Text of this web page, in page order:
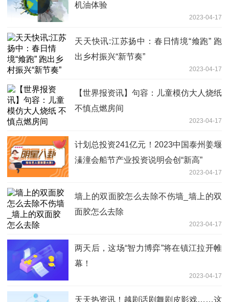
机油体验
2023-04-17
天天快讯:江苏扬中：春日情境“飨跑” 跑
出乡村振兴“新节奏”
2023-04-17
【世界报资讯】句容：儿童模仿大人烧纸
不慎点燃房间
2023-04-17
计划总投资241亿元！2023中国泰州姜堰
溱潼会船节产业投资说明会创“新高”
2023-04-17
墙上的双面胶怎么去除不伤墙_墙上的双
面胶怎么去除
2023-04-17
两天后，这场“智力博弈”将在镇江拉开帷
幕！
2023-04-17
天天热资讯！越剧话剧舞剧皮影戏……这